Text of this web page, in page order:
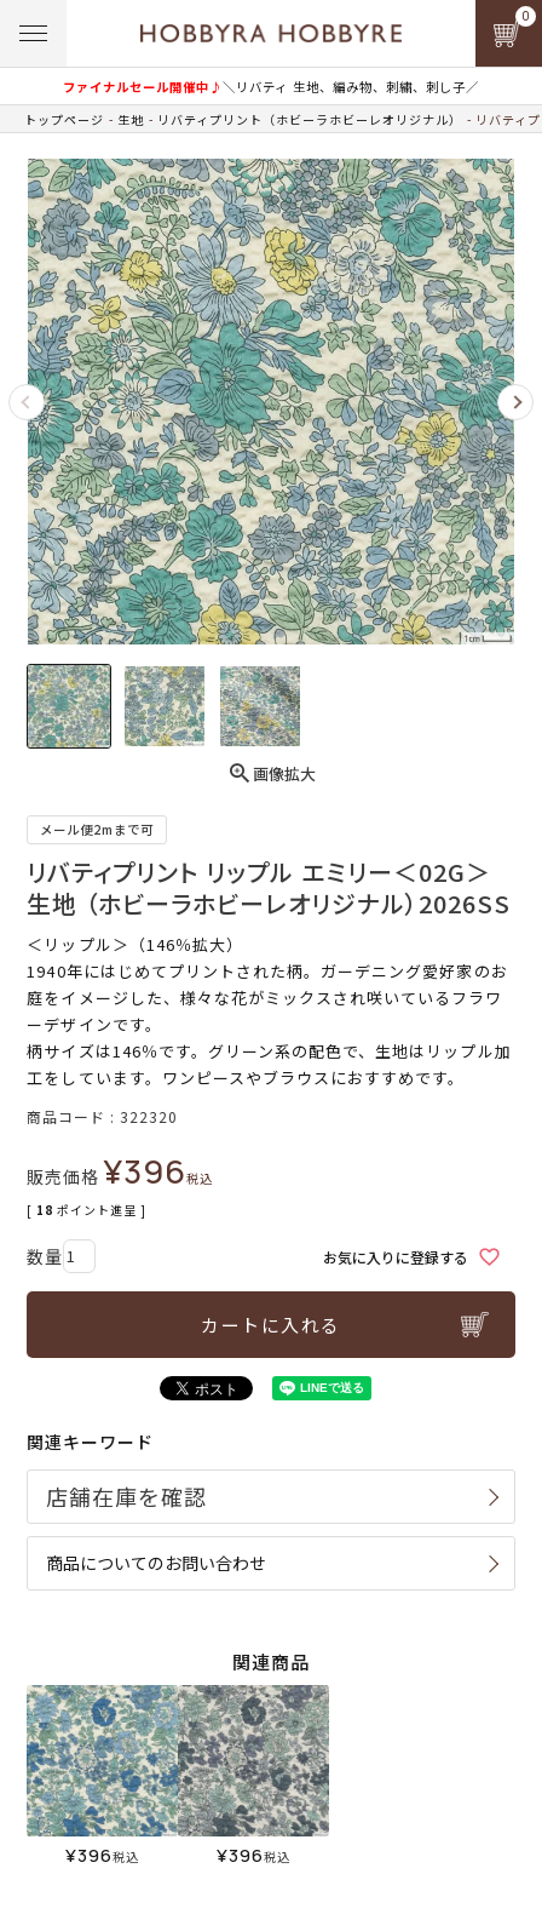
ファイナルセール開催中♪＼リバティ 生地、編み物、刺繍、刺し子／
0
トップページ 生地 リバティプリント（ホビーラホビーレオリジナル） リバティ
画像拡大
メール便2mまで可
リバティプリント リップル エミリー＜02G＞
生地 （ホビーラホビーレオリジナル）2026SS
＜リップル＞（146％拡大）
1940年にはじめてプリントされた柄。ガーデニング愛好家のお
庭をイメージした、様々な花がミックスされ咲いているフラワ
ーデザインです。
柄サイズは146％です。グリーン系の配色で、生地はリップル加
工をしています。ワンピースやブラウスにおすすめです。
商品コード 322320
販売価格 ¥396税込
[ 18 ポイント進呈 ]
お気に入りに登録する
カートに入れる
関連キーワード
商品についてのお問い合わせ
関連商品
¥396税込 ¥396税込